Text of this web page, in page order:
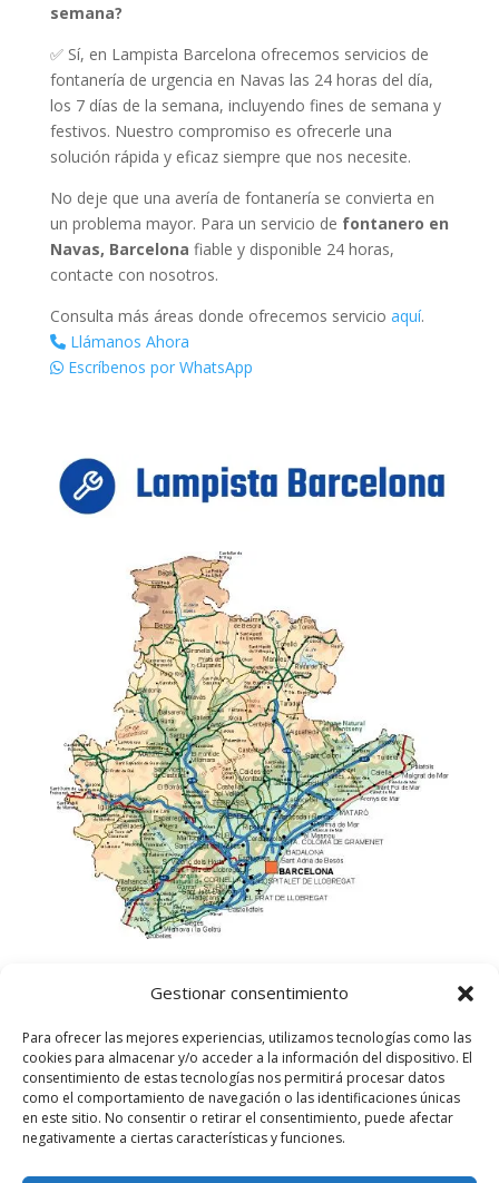
Gestionar consentimiento
Para ofrecer las mejores experiencias, utilizamos tecnologías como las
cookies para almacenar y/o acceder a la información del dispositivo. El
consentimiento de estas tecnologías nos permitirá procesar datos
como el comportamiento de navegación o las identificaciones únicas
en este sitio. No consentir o retirar el consentimiento, puede afectar
negativamente a ciertas características y funciones.
semana?
✅ Sí, en Lampista Barcelona ofrecemos servicios de
fontanería de urgencia en Navas las 24 horas del día,
los 7 días de la semana, incluyendo fines de semana y
festivos. Nuestro compromiso es ofrecerle una
solución rápida y eficaz siempre que nos necesite.
No deje que una avería de fontanería se convierta en
un problema mayor. Para un servicio de fontanero en
Navas, Barcelona fiable y disponible 24 horas,
contacte con nosotros.
Consulta más áreas donde ofrecemos servicio aquí.
Llámanos Ahora
Escríbenos por WhatsApp